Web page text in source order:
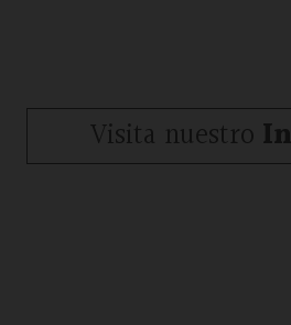
Visita nuestro